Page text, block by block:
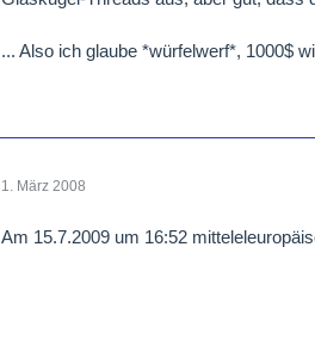
... Also ich glaube *würfelwerf*, 1000$
1. März 2008
Am 15.7.2009 um 16:52